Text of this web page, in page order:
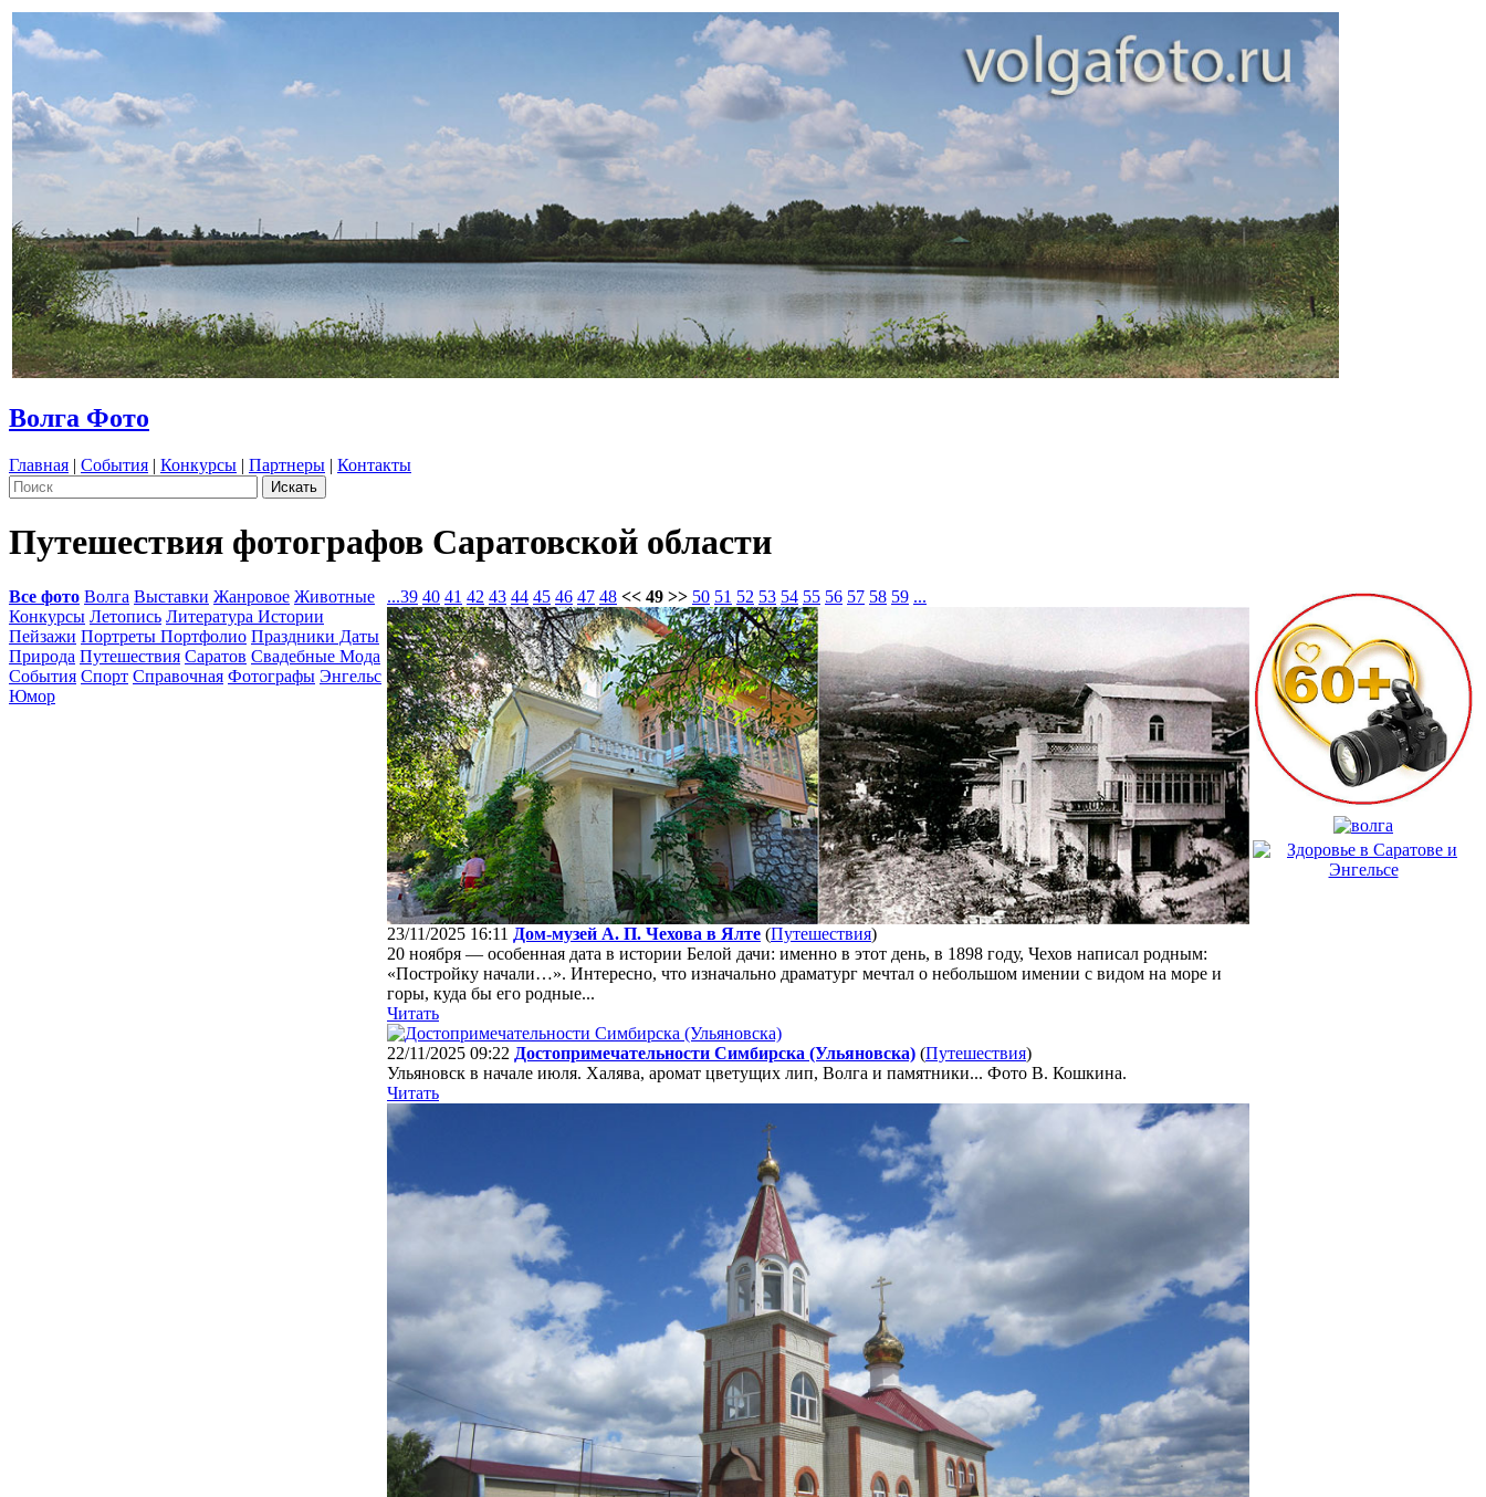
Волга Фото
Главная | События | Конкурсы | Партнеры | Контакты
Путешествия фотографов Саратовской области
Все фото Волга Выставки Жанровое Животные
Конкурсы Летопись Литература Истории
Пейзажи Портреты Портфолио Праздники Даты
Природа Путешествия Саратов Свадебные Мода
События Спорт Справочная Фотографы Энгельс
Юмор
...39 40 41 42 43 44 45 46 47 48 << 49 >> 50 51 52 53 54 55 56 57 58 59 ...
23/11/2025 16:11 Дом-музей А. П. Чехова в Ялте (Путешествия)
20 ноября — особенная дата в истории Белой дачи: именно в этот день, в 1898 году, Чехов написал родным:
«Постройку начали…». Интересно, что изначально драматург мечтал о небольшом имении с видом на море и
горы, куда бы его родные...
Читать
22/11/2025 09:22 Достопримечательности Симбирска (Ульяновска) (Путешествия)
Ульяновск в начале июля. Халява, аромат цветущих лип, Волга и памятники... Фото В. Кошкина.
Читать